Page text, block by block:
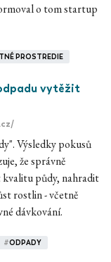
o tom startup
PROSTREDIE
vytěžit
Výsledky pokusů
že správně
kvalitu půdy, nahradit
rostlin - včetně
dávkování.
#ODPADY